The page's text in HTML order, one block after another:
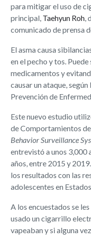
para mitigar el uso de
principal, Taehyun Roh,
comunicado de prensa
El asma causa
en el pecho y tos.
medicamentos y
causar un ataque,
Prevención de
Este nuevo estudio
de Comportamientos
Behavior Surveillance
entrevistó a unos 3,000
años, entre 2015 y
los resultados con las
adolescentes en
A los encuestados se
usado un cigarrillo
vapeaban y si alguna